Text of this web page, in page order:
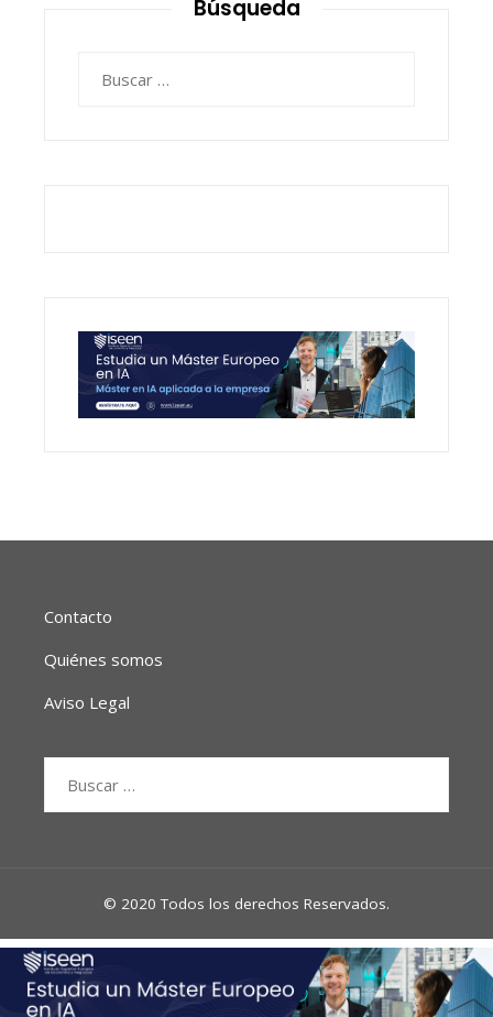
Búsqueda
Contacto
Quiénes somos
Aviso Legal
© 2020 Todos los derechos Reservados.